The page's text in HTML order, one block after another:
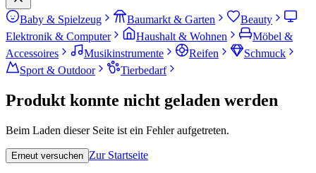
Baby & Spielzeug Baumarkt & Garten
Beauty
Elektronik & Computer
Haushalt & Wohnen
Möbel &
Accessoires
Musikinstrumente Reifen
Schmuck
Sport & Outdoor
Tierbedarf
Produkt konnte nicht geladen werden
Beim Laden dieser Seite ist ein Fehler aufgetreten.
Erneut versuchen Zur Startseite